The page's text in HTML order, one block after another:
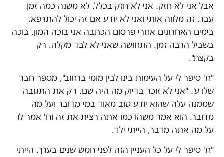
אבל אני לא חזק. אני לא חזק בכלל. לא משנה כמה זמן
עבר, זה מלווה אותי ואני לא יודע אם זה יכול להתרפא.
בימים האחרונים אחרי פרסום הכתבה אני בוכה המון, בוכה
בשביל הרבה זמן. התחושה שאני לא לבד מקלה. רק
בקצת".
"ח' סיפר לי על העימות בינו לבין מומי ברחוב", מספר חבר
שלו ע'. "אני לא זוכר בדיוק מה היה שם, רק את התגובה
שממנה עלה שהוא יודע טוב מאוד במי מדובר ועל מה
מדובר. הוא אמר משהו כמו אתה רצית את זה וח' אמר לו
על מה אתה מדבר, הייתי ילד.
"ח' סיפר לי על כל העניין הזה לפני חמש שנים בערך. הייתי